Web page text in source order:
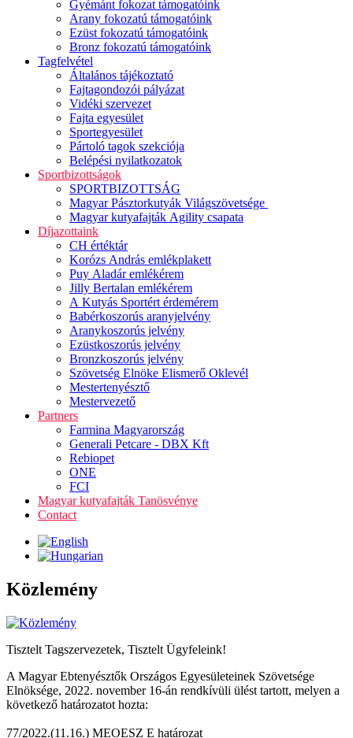
Gyémánt fokozat támogatóink
Arany fokozatú támogatóink
Ezüst fokozatú támogatóink
Bronz fokozatú támogatóink
Tagfelvétel
Általános tájékoztató
Fajtagondozói pályázat
Vidéki szervezet
Fajta egyesület
Sportegyesület
Pártoló tagok szekciója
Belépési nyilatkozatok
Sportbizottságok
SPORTBIZOTTSÁG
Magyar Pásztorkutyák Világszövetsége
Magyar kutyafajták Agility csapata
Díjazottaink
CH értéktár
Korózs András emlékplakett
Puy Aladár emlékérem
Jilly Bertalan emlékérem
A Kutyás Sportért érdemérem
Babérkoszorús aranyjelvény
Aranykoszorús jelvény
Ezüstkoszorús jelvény
Bronzkoszorús jelvény
Szövetség Elnöke Elismerő Oklevél
Mestertenyésztő
Mestervezető
Partners
Farmina Magyarország
Generali Petcare - DBX Kft
Rebiopet
ONE
FCI
Magyar kutyafajták Tanösvénye
Contact
Közlemény
Tisztelt Tagszervezetek, Tisztelt Ügyfeleink!
A Magyar Ebtenyésztők Országos Egyesületeinek Szövetsége
Elnöksége, 2022. november 16-án rendkívüli ülést tartott, melyen a
következő határozatot hozta:
77/2022.(11.16.) MEOESZ E határozat